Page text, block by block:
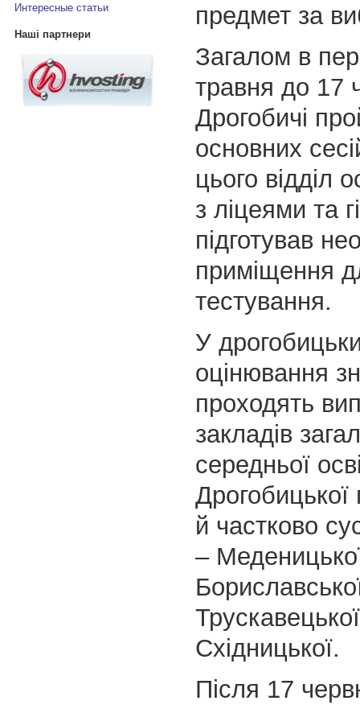
Интересные статьи
Наші партнери
предмет за
Загалом в
травня до 17
Дрогобичі
основних
цього відділ
з ліцеями та
підготував
приміщення
тестування.
У
оцінювання
проходять
закладів
середньої
й частково
–
Східницької.
Після 17